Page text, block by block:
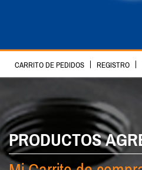
CARRITO DE PEDIDOS REGISTRO
PRODUCTOS